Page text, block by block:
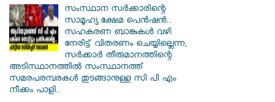
സംസ്ഥാന സർ‌ക്കാരിന്റെ
സാമൂഹ്യ ക്ഷേമ പെൻഷൻ..
സഹകരണ ബാങ്കുകൾ വഴി
നേരിട്ട് വിതരണം ചെയ്യില്ലെന്ന,
സർക്കാർ തീരുമാനത്തിന്റെ
അടിസ്ഥാനത്തിൽ സംസ്ഥാനത്ത്
സമരപരമ്പരകൾ തുടങ്ങാനുള്ള സി പി എം
നീക്കം പാളി..